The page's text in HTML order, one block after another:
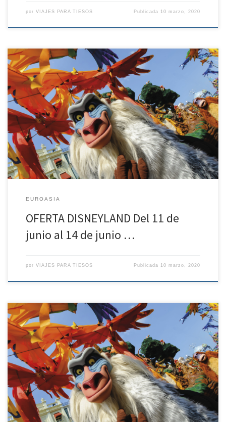
por VIAJES PARA TIESOS Publicada 10 marzo, 2020
OFERTA DISNEYLAND Del 11 de junio al 14 de junio de 2.020 – 3
noches de estancia – Solo alojamiento. Desde 816.5 PARA DOS
PERSONAS Políticas de contratación y cancelación Penalización de
30 euros por persona desde la confirmación de la reserva. – Entre
99 – 45 días antes de […]
EUROASIA
OFERTA DISNEYLAND Del 11 de
junio al 14 de junio …
por VIAJES PARA TIESOS Publicada 10 marzo, 2020
OFERTA DISNEYLAND Del 6 de septiembre al 9 de septiembre de
2.020 – 3 noches de estancia – Solo alojamiento, desde 713€ PARA
DOS PERSONAS Políticas de contratación y cancelación
Penalización de 30 euros por persona desde la confirmación de la
reserva. – Entre 99 – 45 días antes de […]